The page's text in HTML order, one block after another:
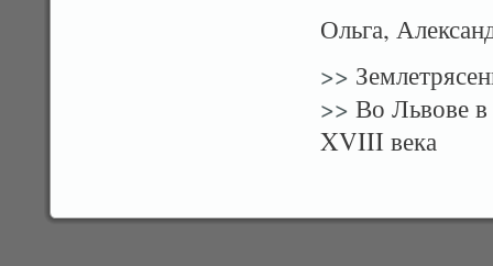
Ольга,
>>
>> Во Львове в
XVIII века